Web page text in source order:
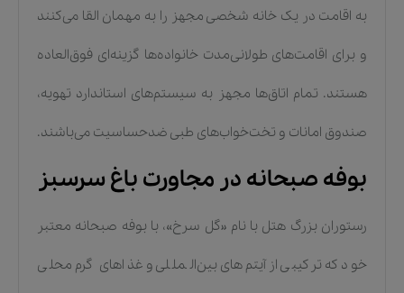
به اقامت در یک خانه شخصی مجهز را به مهمان القا می‌کنند
و برای اقامت‌های طولانی‌مدت خانواده‌ها گزینه‌ای فوق‌العاده
هستند. تمام اتاق‌ها مجهز به سیستم‌های استاندارد تهویه،
صندوق امانات و تخت‌خواب‌های طبی ضدحساسیت می‌باشند.
بوفه صبحانه در مجاورت باغ سرسبز
رستوران بزرگ هتل با نام «گل سرخ»، با بوفه صبحانه معتبر
خود که ترکیبی از آیتم‌های بین‌المللی و غذاهای گرم محلی